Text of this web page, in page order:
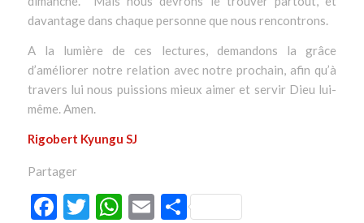
davantage dans chaque personne que nous rencontrons.
A la lumière de ces lectures, demandons la grâce
d’améliorer notre relation avec notre prochain, afin qu’à
travers lui nous puissions mieux aimer et servir Dieu lui-
même. Amen.
Rigobert Kyungu SJ
Partager
Facebook
Twitter
WhatsApp
EmailPartager